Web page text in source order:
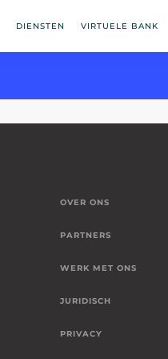
DIENSTEN VIRTUELE BANK
OVER ONS
PARTNERS
WERK MET ONS
JURIDISCH
PRIVACY